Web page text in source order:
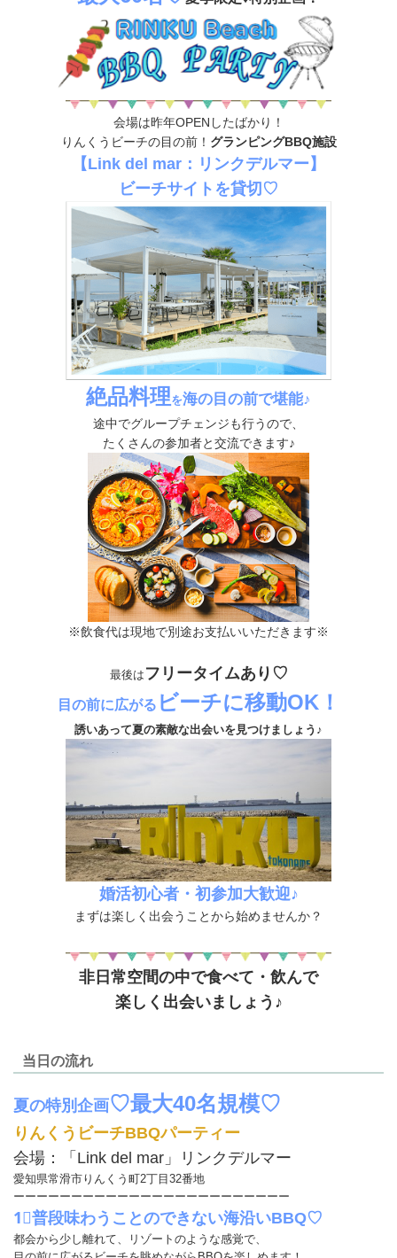
会場は昨年OPENしたばかり！
りんくうビーチの目の前！ グランピングBBQ施設
【Link del mar：リンクデルマー】
ビーチサイトを貸切♡
絶品料理を海の目の前で堪能♪
途中でグループチェンジも行うので、
たくさんの参加者と交流できます♪
※飲食代は現地で別途お支払いいただきます※
最後は フリータイムあり♡
目の前に広がる ビーチに移動OK！
誘いあって夏の素敵な出会いを見つけましょう♪
婚活初心者・初参加大歓迎♪
まずは楽しく出会うことから始めませんか？
非日常空間の中で食べて・飲んで
楽しく出会いましょう♪
当日の流れ
夏の特別企画♡最大40名規模♡
りんくうビーチBBQパーティー
会場：「Link del mar」リンクデルマー
愛知県常滑市りんくう町2丁目32番地
ーーーーーーーーーーーーーーーーーーーーーーーー
1⃣普段味わうことのできない海沿いBBQ♡
都会から少し離れて、リゾートのような感覚で、